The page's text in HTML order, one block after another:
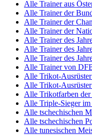
Alle Trainer aus
Alle Trainer der
Alle Trainer der
Alle Trainer der
Alle Trainer des
Alle Trainer des
Alle Trainer des
Alle Trainer von
Alle Trikot-
Alle Trikot-
Alle Trikotfarben
Alle Triple-Sieger im
Alle tschechischen
Alle tschechischen
Alle tunesischen